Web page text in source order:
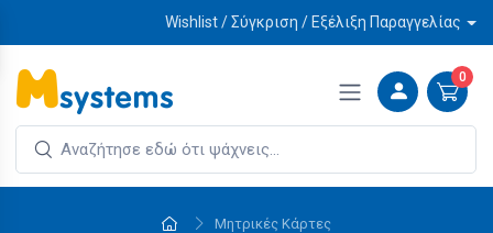
Wishlist / Σύγκριση / Εξέλιξη Παραγγελίας
0
Μητρικές Κάρτες